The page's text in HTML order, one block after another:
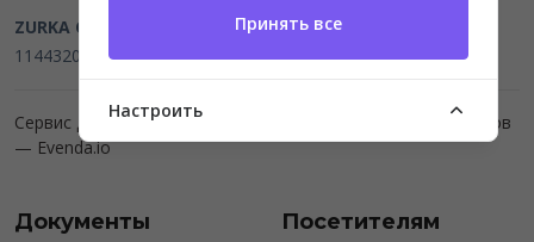
ZURKA CE BITI DOO Beograd, Kraljice Natalije 11
114432064, MB 22023195,mail@tic.rs, +381 63 173 3142
Сервис для организаторов мероприятий и продажи билетов
— Evenda.io
Документы Посетителям
Принять все
Настроить